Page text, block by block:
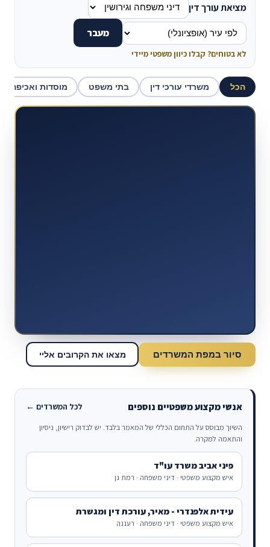
מציאת עורך דין
מעבר
לא בטוחים? קבלו כיוון משפטי מיידי
הכל משרדי עורכי דין בתי משפט מוסדות ואכיפה
סיור במפת המשרדים מצאו את הקרובים אליי
אנשי מקצוע משפטיים נוספים לכל המשרדים ←
השיוך מבוסס על התחום הכללי של המאמר בלבד. יש לבדוק רישיון, ניסיון
והתאמה למקרה.
פיני אביב משרד עו"ד
איש מקצוע משפטי · דיני משפחה · רמת גן
עידית אלפנדרי - מאיר, עורכת דין ומגשרת
איש מקצוע משפטי · דיני משפחה · רעננה